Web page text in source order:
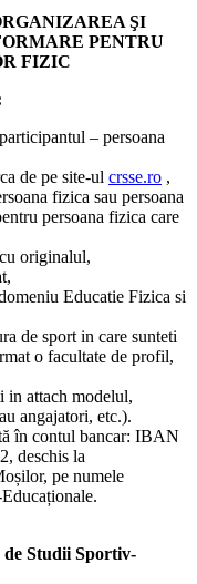
ŞI
PENTRU
FIZIC
– persoana
de pe site-ul crsse.ro ,
fizica sau persoana
persoana fizica care
originalul,
Educatie Fizica si
de sport in care sunteti
o facultate de profil,
attach modelul,
angajatori, etc.).
în contul bancar: IBAN
deschis la
pe numele
Studii Sportiv-